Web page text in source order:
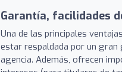
Garantía, facilidades
Una de las principales
estar respaldada por un
agencia. Además, ofrecen